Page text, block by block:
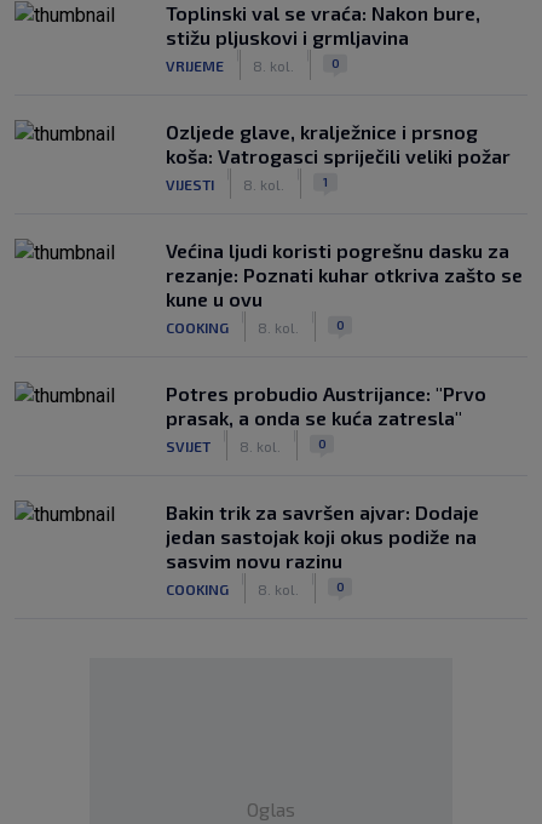
Toplinski val se vraća: Nakon bure,
stižu pljuskovi i grmljavina
VRIJEME 8. kol. 0
Ozljede glave, kralježnice i prsnog
koša: Vatrogasci spriječili veliki požar
VIJESTI 8. kol. 1
Većina ljudi koristi pogrešnu dasku za
rezanje: Poznati kuhar otkriva zašto se
kune u ovu
COOKING 8. kol. 0
Potres probudio Austrijance: "Prvo
prasak, a onda se kuća zatresla"
SVIJET 8. kol. 0
Bakin trik za savršen ajvar: Dodaje
jedan sastojak koji okus podiže na
sasvim novu razinu
COOKING 8. kol. 0
Oglas